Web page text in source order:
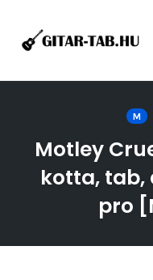
M
Motley
kotta, tab,
pro